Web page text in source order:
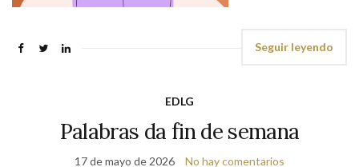
Seguir leyendo
EDLG
Palabras da fin de semana
17 de mayo de 2026 No hay comentarios